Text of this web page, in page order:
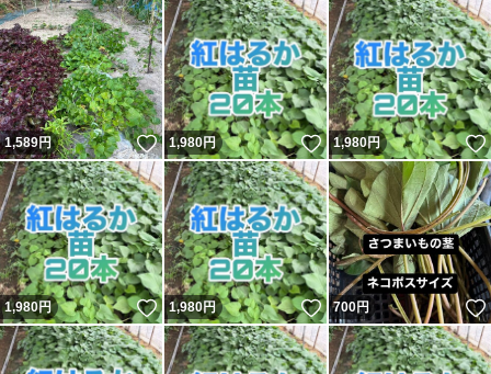
1,589円 いいね！
1,980円 いいね！
1,980円
1,980円 いいね！
1,980円 いいね！
700円